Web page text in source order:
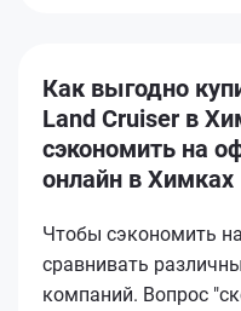
Как выгодно
Land Cruiser в
сэкономить на
онлайн в Химках
Чтобы сэкономить
сравнивать
компаний. Вопрос